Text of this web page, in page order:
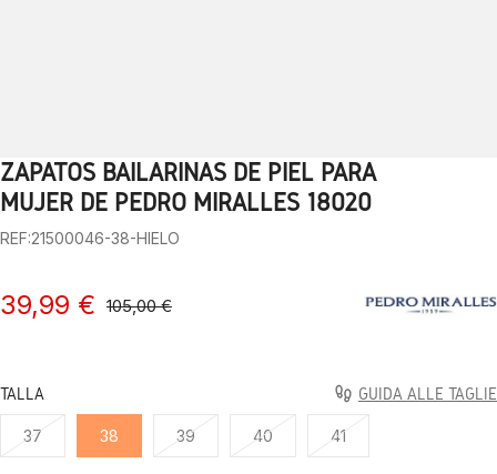
1 2 3 4 5 6 7 8
ZAPATOS BAILARINAS DE PIEL PARA
MUJER DE PEDRO MIRALLES 18020
REF:21500046-38-HIELO
39,99 € 105,00 €
TALLA GUIDA ALLE TAGLIE
37 38 39 40 41